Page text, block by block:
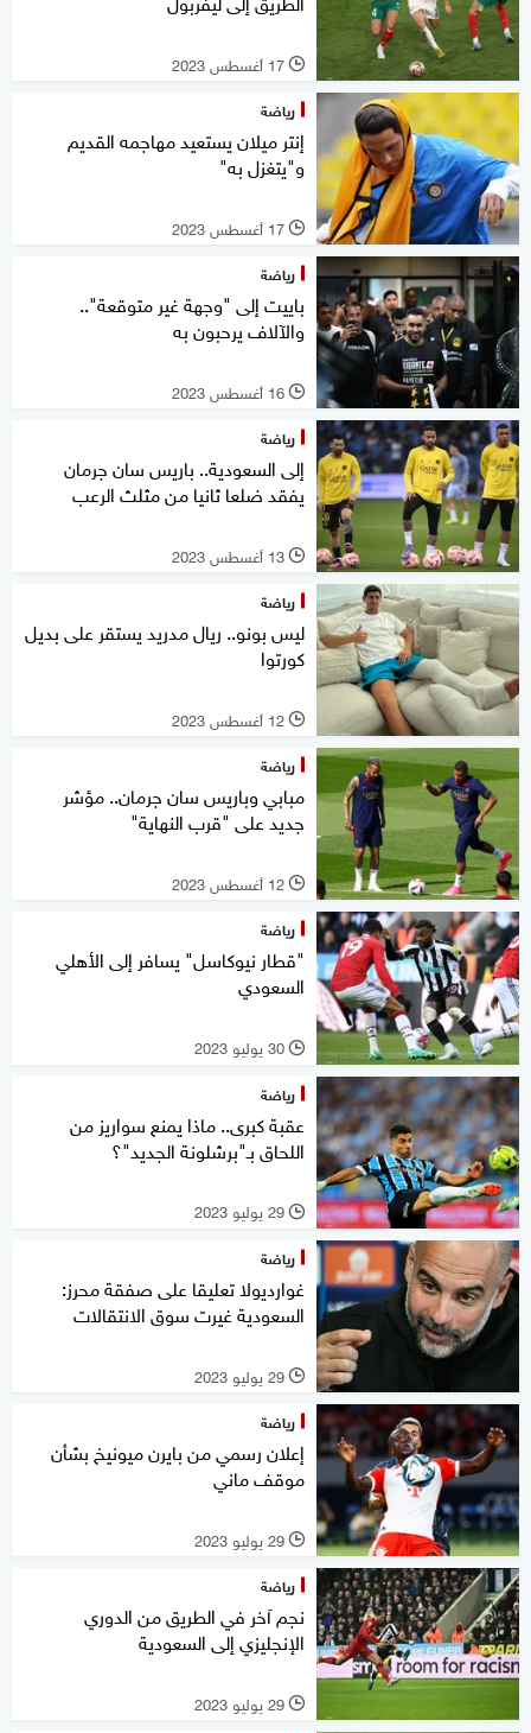
l 17 أغسطس 2023
رياضة
إنتر ميلان يستعيد مهاجمه القديم
و"يتغزل به"
l 17 أغسطس 2023
رياضة
باييت إلى "وجهة غير متوقعة"..
والآلاف يرحبون به
l 16 أغسطس 2023
رياضة
إلى السعودية.. باريس سان جرمان
يفقد ضلعا ثانيا من مثلث الرعب
l 13 أغسطس 2023
رياضة
ليس بونو.. ريال مدريد يستقر على بديل
كورتوا
l 12 أغسطس 2023
رياضة
مبابي وباريس سان جرمان.. مؤشر
جديد على "قرب النهاية"
l 12 أغسطس 2023
رياضة
"قطار نيوكاسل" يسافر إلى الأهلي
السعودي
l 30 يوليو 2023
رياضة
عقبة كبرى.. ماذا يمنع سواريز من
اللحاق بـ"برشلونة الجديد"؟
l 29 يوليو 2023
رياضة
غوارديولا تعليقا على صفقة محرز:
السعودية غيرت سوق الانتقالات
l 29 يوليو 2023
رياضة
إعلان رسمي من بايرن ميونيخ بشأن
موقف ماني
l 29 يوليو 2023
رياضة
نجم آخر في الطريق من الدوري
الإنجليزي إلى السعودية
l 29 يوليو 2023